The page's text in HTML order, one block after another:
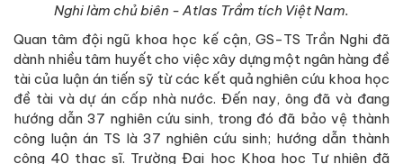
Nghi làm chủ biên - Atlas Trầm tích Việt Nam.
Quan tâm đội ngũ khoa học kế cận, GS-TS Trần Nghi đã
dành nhiều tâm huyết cho việc xây dựng một ngân hàng đề
tài của luận án tiến sỹ từ các kết quả nghiên cứu khoa học
đề tài và dự án cấp nhà nước. Đến nay, ông đã và đang
hướng dẫn 37 nghiên cứu sinh, trong đó đã bảo vệ thành
công luận án TS là 37 nghiên cứu sinh; hướng dẫn thành
công 40 thạc sĩ. Trường Đại học Khoa học Tự nhiên đã